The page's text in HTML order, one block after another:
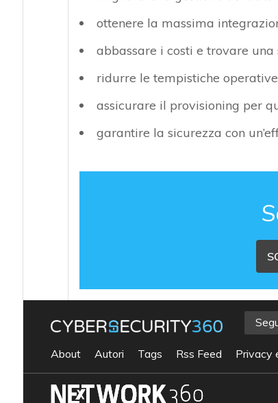
ottenere la massima
abbassare i costi e trovare
ridurre le tempistiche
assicurare il provisioning per
garantire la sicurezza con
About Autori Tags Rss Feed Privacy